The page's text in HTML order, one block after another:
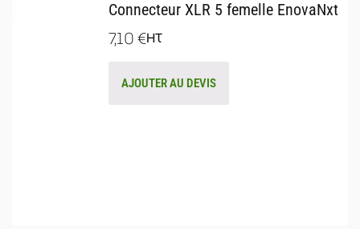
Connecteur XLR 5 femelle EnovaNxt
7,10€HT
AJOUTER AU DEVIS